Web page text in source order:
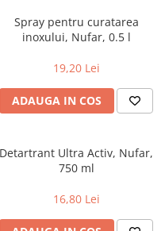
Spray pentru curatarea
inoxului, Nufar, 0.5 l
19,20 Lei
ADAUGA IN COS
Detartrant Ultra Activ, Nufar,
750 ml
16,80 Lei